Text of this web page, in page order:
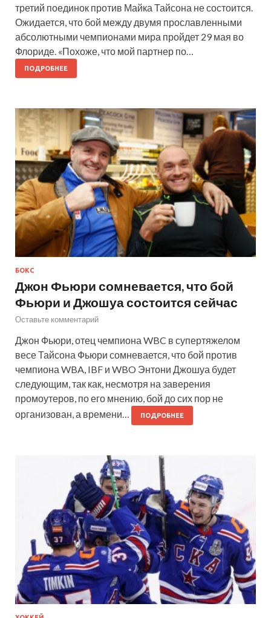
третий поединок против Майка Тайсона не состоится.
Ожидается, что бой между двумя прославленными
абсолютными чемпионами мира пройдет 29 мая во
Флориде. «Похоже, что мой партнер по…
ПОДРОБНЕЕ
БОКС
Джон Фьюри сомневается, что бой
Фьюри и Джошуа состоится сейчас
Оставьте комментарий
Джон Фьюри, отец чемпиона WBC в супертяжелом
весе Тайсона Фьюри сомневается, что бой против
чемпиона WBA, IBF и WBO Энтони Джошуа будет
следующим, так как, несмотря на заверения
промоутеров, по его мнению, бой до сих пор не
организован, а времени…
ПОДРОБНЕЕ